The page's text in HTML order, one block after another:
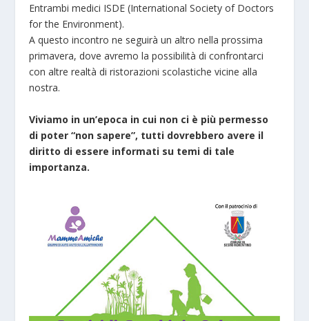
Entrambi medici ISDE (International Society of Doctors
for the Environment).
A questo incontro ne seguirà un altro nella prossima
primavera, dove avremo la possibilità di confrontarci
con altre realtà di ristorazioni scolastiche vicine alla
nostra.
Viviamo in un’epoca in cui non ci è più permesso
di poter “non sapere”, tutti dovrebbero avere il
diritto di essere informati su temi di tale
importanza.